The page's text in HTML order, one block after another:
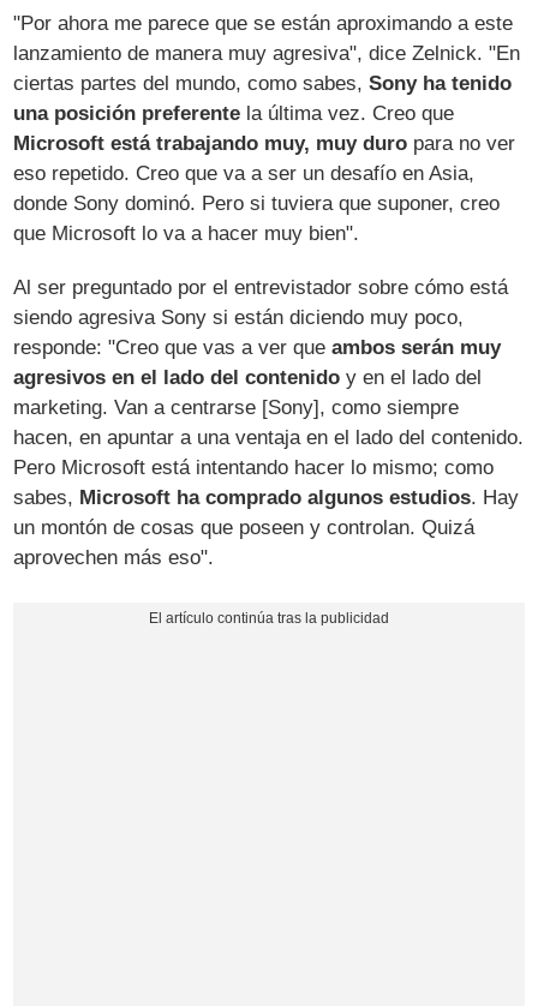
"Por ahora me parece que se están aproximando a este
lanzamiento de manera muy agresiva", dice Zelnick. "En
ciertas partes del mundo, como sabes,Sony ha tenido
una posición preferente la última vez. Creo que
Microsoft está trabajando muy, muy duro para no ver
eso repetido. Creo que va a ser un desafío en Asia,
donde Sony dominó. Pero si tuviera que suponer, creo
que Microsoft lo va a hacer muy bien".
Al ser preguntado por el entrevistador sobre cómo está
siendo agresiva Sony si están diciendo muy poco,
responde: "Creo que vas a ver queambos serán muy
agresivos en el lado del contenido y en el lado del
marketing. Van a centrarse [Sony], como siempre
hacen, en apuntar a una ventaja en el lado del contenido.
Pero Microsoft está intentando hacer lo mismo; como
sabes, Microsoft ha comprado algunos estudios. Hay
un montón de cosas que poseen y controlan. Quizá
aprovechen más eso".